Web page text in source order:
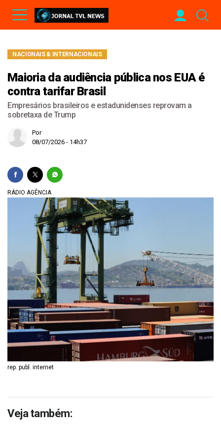
NACIONAIS & INTERNACIONAIS
Maioria da audiência pública nos EUA é
contra tarifar Brasil
Empresários brasileiros e estadunidenses reprovam a
sobretaxa de Trump
Por
08/07/2026 - 14h37
RÁDIO AGÊNCIA
rep. publ. internet
Veja também: